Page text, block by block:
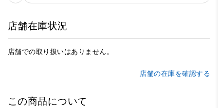
店舗在庫状況
店舗での取り扱いはありません。
店舗の在庫を確認する
この商品について